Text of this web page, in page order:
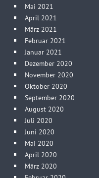
Mai 2021
April 2021
März 2021
Februar 2021
Januar 2021
Dezember 2020
November 2020
Oktober 2020
September 2020
August 2020
Juli 2020
Juni 2020
Mai 2020
April 2020
März 2020